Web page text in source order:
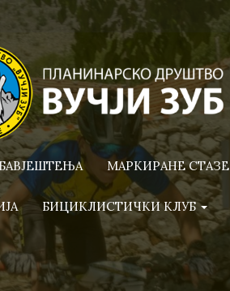
МАРКИРАНЕ СТАЗЕ
БИЦИКЛИСТИЧКИ КЛУБ